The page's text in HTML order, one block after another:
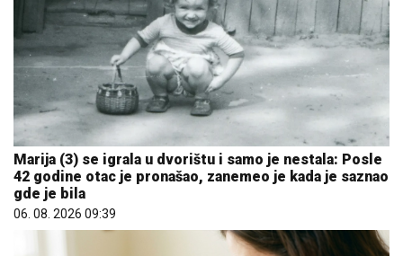
Marija (3) se igrala u dvorištu i samo je nestala: Posle
42 godine otac je pronašao, zanemeo je kada je saznao
gde je bila
06. 08. 2026 09:39